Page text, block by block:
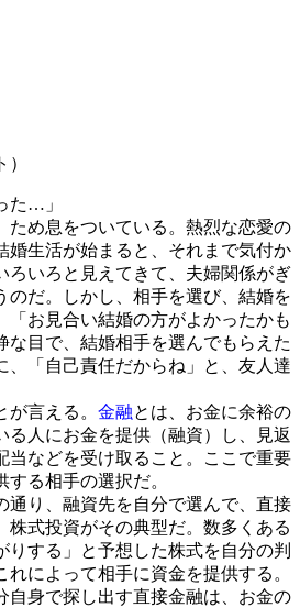
た…」
め息をついている。熱烈な恋愛の
婚生活が始まると、それまで気付か
ろいろと見えてきて、夫婦関係がぎ
のだ。しかし、相手を選び、結婚を
「お見合い結婚の方がよかったかも
な目で、結婚相手を選んでもらえた
「自己責任だからね」と、友人達
言える。 金融とは、お金に余裕の
る人にお金を提供（融資）し、見返
当などを受け取ること。ここで重要
る相手の選択だ。
通り、融資先を自分で選んで、直接
株式投資がその典型だ。数多くある
りする」と予想した株式を自分の判
れによって相手に資金を提供する。
自身で探し出す直接金融は、お金の